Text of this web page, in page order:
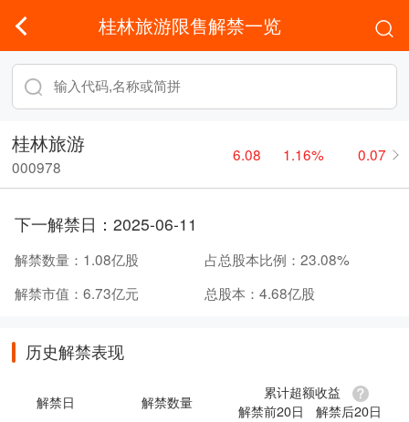
桂林旅游限售解禁一览
桂林旅游
000978
6.08 1.16% 0.07
下一解禁日： 2025-06-11
解禁数量： 1.08亿股 占总股本比例： 23.08%
解禁市值： 6.73亿元 总股本： 4.68亿股
历史解禁表现
解禁日 解禁数量
累计超额收益
解禁前20日
解禁后20日